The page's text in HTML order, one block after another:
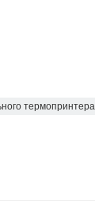
термопринтера